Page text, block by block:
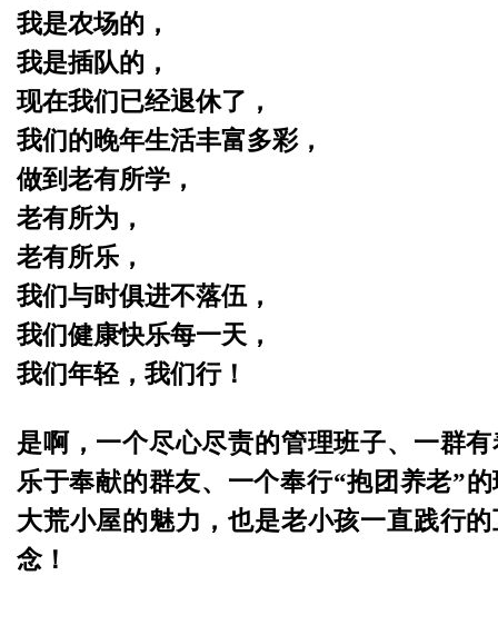
我是农场的，
我是插队的，
现在我们已经退休了，
我们的晚年生活丰富多彩，
做到老有所学，
老有所为，
老有所乐，
我们与时俱进不落伍，
我们健康快乐每一天，
我们年轻，我们行！
是啊，一个尽心尽责的管理班子、一群
乐于奉献的群友、一个奉行“抱团养老”
大荒小屋的魅力，也是老小孩一直践行
念！